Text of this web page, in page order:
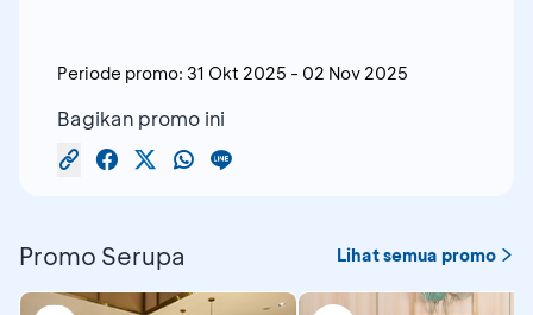
Periode promo: 31 Okt 2025 - 02 Nov 2025
Bagikan promo ini
Promo Serupa Lihat semua promo